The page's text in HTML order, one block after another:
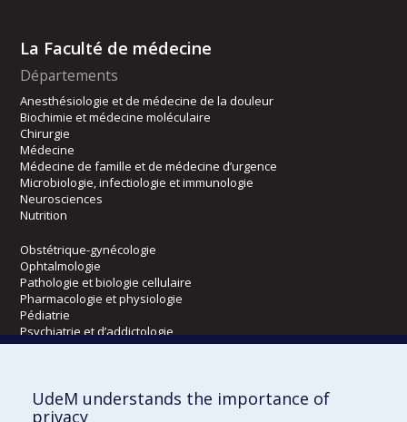
La Faculté de médecine
Départements
Anesthésiologie et de médecine de la douleur
Biochimie et médecine moléculaire
Chirurgie
Médecine
Médecine de famille et de médecine d’urgence
Microbiologie, infectiologie et immunologie
Neurosciences
Nutrition
Obstétrique-gynécologie
Ophtalmologie
Pathologie et biologie cellulaire
Pharmacologie et physiologie
Pédiatrie
Psychiatrie et d’addictologie
Radiologie, radio-oncologie et médecine nucléaire
Écoles
UdeM understands the importance of
privacy